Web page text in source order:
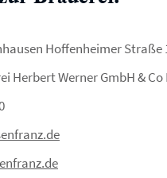
Hoffenheimer Straße
Herbert Werner GmbH & Co